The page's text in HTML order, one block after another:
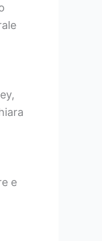
e